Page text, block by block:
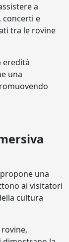
a
concerti e
tra le rovine
eredità
una
una
ai visitatori
cultura